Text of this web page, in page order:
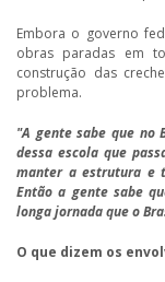
Embora o governo
obras paradas em
construção das
problema.
"A gente sabe que no
dessa escola que
manter a estrutura e
Então a gente sabe
longa jornada que o
O que dizem os